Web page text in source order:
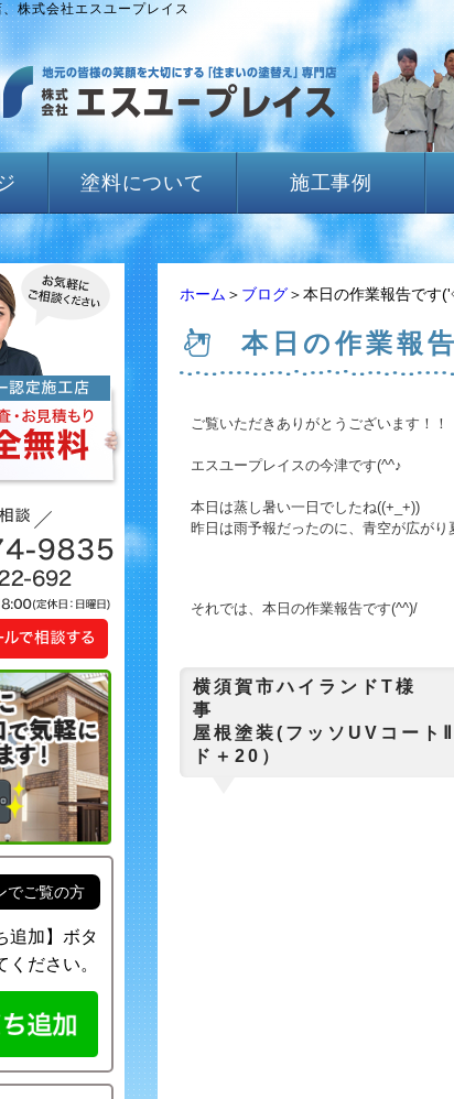
株式会社エスユープレイス
塗料について 施工事例
ホーム ＞ ブログ＞本日の作業報告です
本日の作業報
ご覧いただきありがとうございます！！
エスユープレイスの今津です(^^♪
本日は蒸し暑い一日でしたね((+_+))
昨日は雨予報だったのに、青空が広が
それでは、本日の作業報告です(^^)/
横須賀市ハイランドT
屋根塗装(フッソUVコー
ド＋20）
でご覧の方
追加】ボタ
ください。